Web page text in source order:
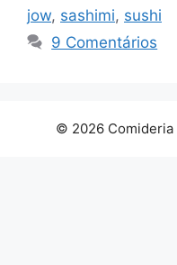
jow, sashimi, sushi
9 Comentários
© 2026 Comideria